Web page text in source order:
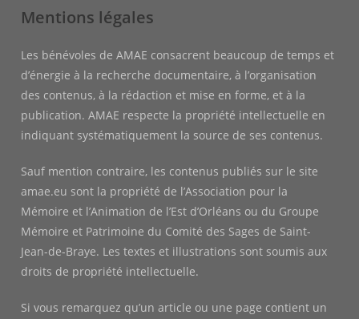
Mentions légales
Les bénévoles de AMAE consacrent beaucoup de temps et
d’énergie à la recherche documentaire, à l’organisation
des contenus, à la rédaction et mise en forme, et à la
publication. AMAE respecte la propriété intellectuelle en
indiquant systématiquement la source de ses contenus.
Sauf mention contraire, les contenus publiés sur le site
amae.eu sont la propriété de l’Association pour la
Mémoire et l’Animation de l’Est d’Orléans ou du Groupe
Mémoire et Patrimoine du Comité des Sages de Saint-
Jean-de-Braye. Les textes et illustrations sont soumis aux
droits de propriété intellectuelle.
Si vous remarquez qu’un article ou une page contient un